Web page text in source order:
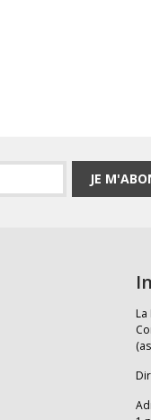
JE